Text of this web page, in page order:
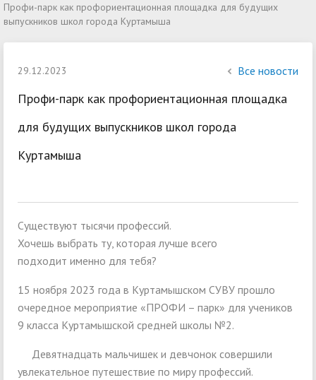
Профи-парк как профориентационная площадка для будущих
выпускников школ города Куртамыша
29.12.2023 Все новости
Профи-парк как профориентационная площадка
для будущих выпускников школ города
Куртамыша
Существуют тысячи профессий.
Хочешь выбрать ту, которая лучше всего
подходит именно для тебя?
15 ноября 2023 года в Куртамышском СУВУ прошло
очередное мероприятие «ПРОФИ – парк» для учеников
9 класса Куртамышской средней школы №2.
Девятнадцать мальчишек и девчонок совершили
увлекательное путешествие по миру профессий.